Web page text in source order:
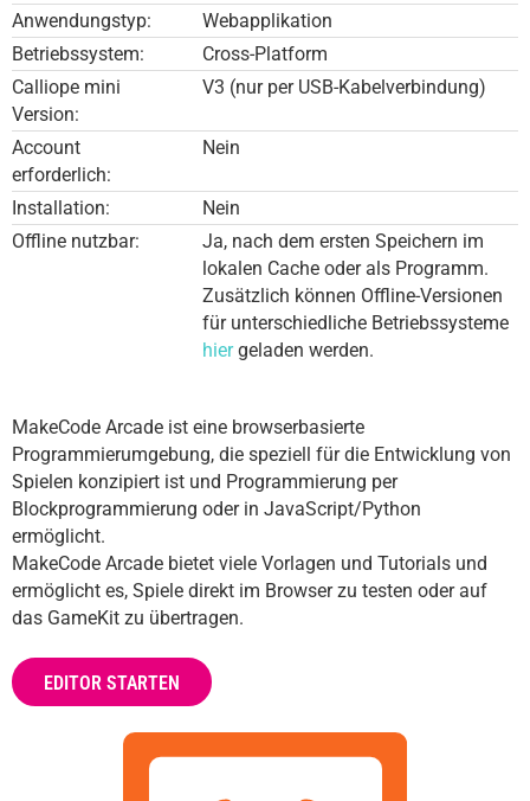
Schulen
Hilfe
DE EN
Anwendungstyp:
Webapplikation
Betriebssystem:
Cross-Platform
Calliope mini
Version:
V3 (nur per USB-Kabelverbindung)
Account
erforderlich:
Nein
Installation:
Nein
Offline nutzbar:
Ja, nach dem ersten Speichern im
lokalen Cache oder als Programm.
Zusätzlich können Offline-Versionen
für unterschiedliche Betriebssysteme
hiergeladen werden.
MakeCode Arcade ist eine browserbasierte
Programmierumgebung, die speziell für die Entwicklung von
Spielen konzipiert ist und Programmierung per
Blockprogrammierung oder in JavaScript/Python
ermöglicht.
MakeCode Arcade bietet viele Vorlagen und Tutorials und
ermöglicht es, Spiele direkt im Browser zu testen oder auf
das GameKit zu übertragen.
EDITOR STARTEN